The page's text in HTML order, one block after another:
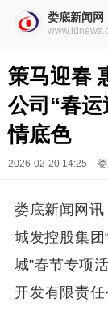
娄底新闻网
策马迎春
公司“春
情底色
2026-02-20 14:25
娄底新闻网
城发控股集
城”春节专项
开发有限责